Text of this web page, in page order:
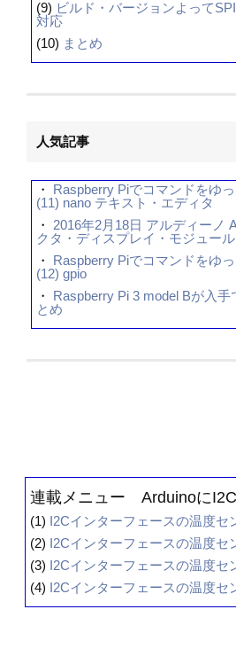
(9) ビルド・バージョンよって
対応
(10) まとめ
人気記事
・
Raspberry Piでコマンドをゆ
(11) nano テキスト・エディタ
・ 2016年2月18日 アルディーノ
クタ・ディスプレイ・モジュール
・
Raspberry Piでコマンドをゆ
(12) gpio
・
Raspberry Pi 3 model Bが入
とめ
連載メニュー Arduinoに
(1)
I2Cインターフェースの温度セ
(2)
I2Cインターフェースの温度セ
(3)
I2Cインターフェースの温度
(4)
I2Cインターフェースの温度